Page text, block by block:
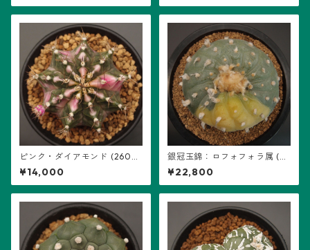
ピンク・ダイアモンド (2602-
PDM05)：ギムノカリキウム属
¥14,000
銀冠玉錦：ロフォフォラ属 (B
04) ※扁平、多稜
¥22,800